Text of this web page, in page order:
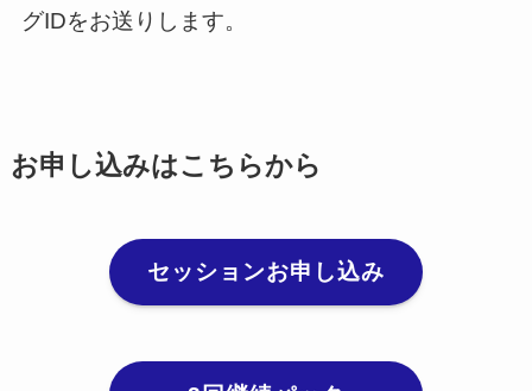
グIDをお送りします。
お申し込みはこちらから
セッションお申し込み